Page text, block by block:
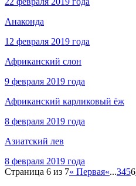
Анаконда
12 февраля 2019 года
Африканский слон
9 февраля 2019 года
Африканский карликовый ёж
8 февраля 2019 года
Азиатский лев
8 февраля 2019 года
Страница 6 из 7« Первая«...3456